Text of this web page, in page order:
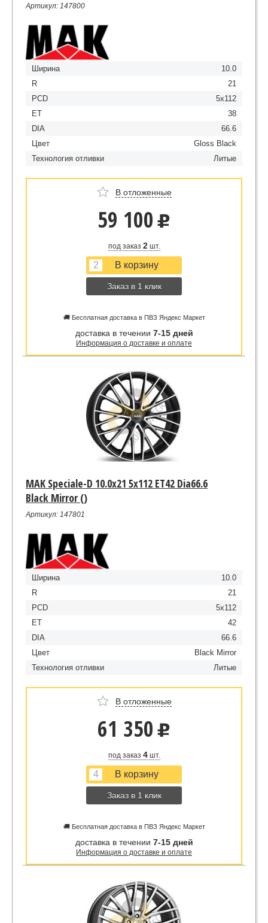
Артикул: 147800
Ширина
10.0
R
21
PCD
5x112
ET
38
DIA
66.6
Цвет
Gloss Black
Технология отливки
Литые
В отложенные
59 100 u
под заказ 2шт.
Заказ в 1 клик
🚚 Бесплатная доставка в ПВЗ Яндекс Маркет
доставка в течении 7-15 дней
Информация о доставке и оплате
MAK Speciale-D 10.0x21 5x112 ET42 Dia66.6
Black Mirror ()
Артикул: 147801
Ширина
10.0
R
21
PCD
5x112
ET
42
DIA
66.6
Цвет
Black Mirror
Технология отливки
Литые
В отложенные
61 350 u
под заказ 4шт.
Заказ в 1 клик
🚚 Бесплатная доставка в ПВЗ Яндекс Маркет
доставка в течении 7-15 дней
Информация о доставке и оплате